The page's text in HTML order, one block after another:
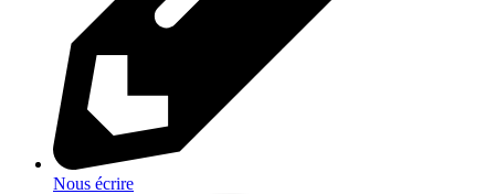
Nous écrire